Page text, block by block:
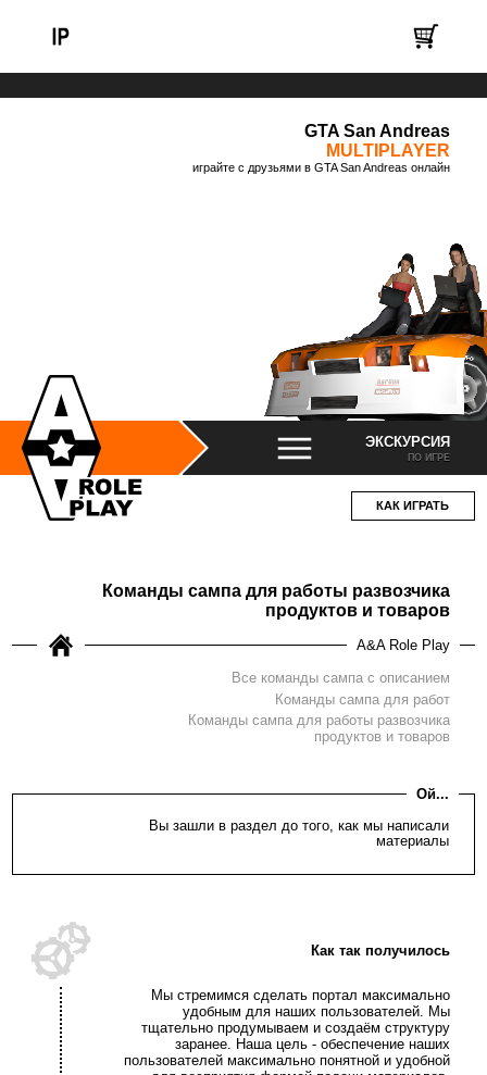
GTA San Andreas
MULTIPLAYER
играйте с друзьями в GTA San Andreas онлайн
ЭКСКУРСИЯ
ПО ИГРЕ
КАК ИГРАТЬ
Команды сампа для работы развозчика
продуктов и товаров
A&A Role Play
Все команды сампа с описанием
Команды сампа для работ
Команды сампа для работы развозчика
продуктов и товаров
Ой...
Вы зашли в раздел до того, как мы написали
материалы
Как так получилось
Мы стремимся сделать портал максимально
удобным для наших пользователей. Мы
тщательно продумываем и создаём структуру
заранее. Наша цель - обеспечение наших
пользователей максимально понятной и удобной